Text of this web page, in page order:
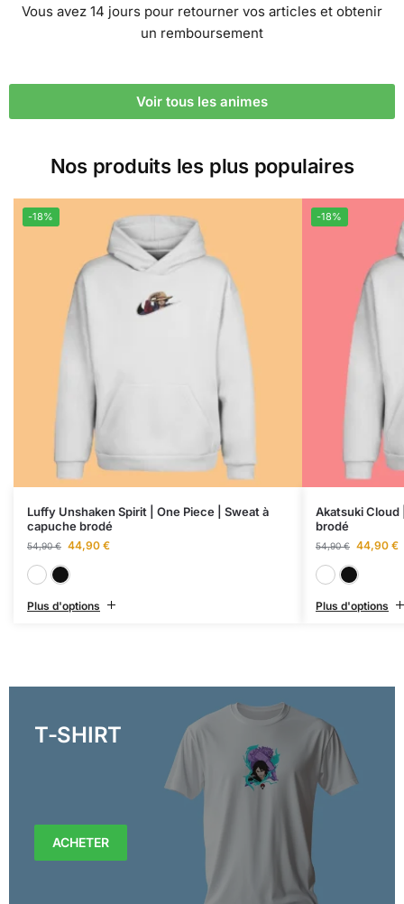
Vous avez 14 jours pour retourner vos articles et obtenir
un remboursement
Voir tous les animes
Nos produits les plus populaires
-18%
Luffy Unshaken Spirit | One Piece | Sweat à
capuche brodé
54,90€ 44,90 €
Plus d'options
-18%
Akatsuki Cloud
brodé
54,90€ 44,90 €
Plus d'options
T-SHIRT
ACHETER